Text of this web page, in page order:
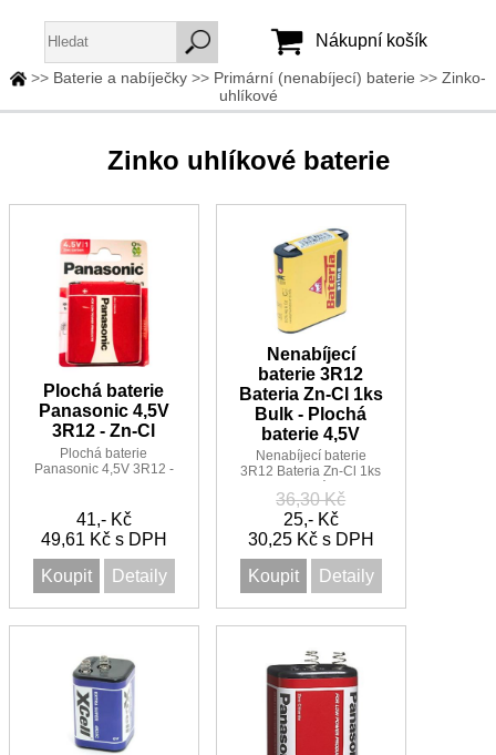
Zapomenuté heslo
Nákupní košík
>> Baterie a nabíječky>> Primární (nenabíjecí) baterie >> Zinko-
uhlíkové
Zinko uhlíkové baterie
Plochá baterie
Panasonic 4,5V
3R12 - Zn-Cl
Plochá baterie
Panasonic 4,5V 3R12 -
41,- Kč
49,61 Kč s DPH
Koupit
Detaily
Nenabíjecí
baterie 3R12
Bateria Zn-Cl 1ks
Bulk - Plochá
baterie 4,5V
Nenabíjecí baterie
3R12 Bateria Zn-Cl 1ks
4,5V
36,30 Kč
25,- Kč
30,25 Kč s DPH
Koupit
Detaily